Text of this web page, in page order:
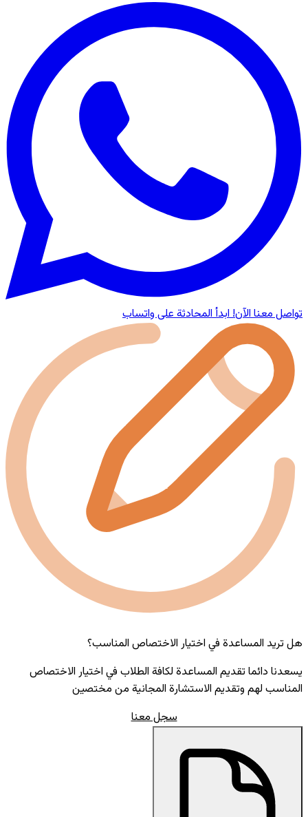
تواصل معنا الآن!ابدأ المحادثة على واتساب
هل تريد المساعدة في اختيار الاختصاص المناسب؟
يسعدنا دائما تقديم المساعدة لكافة الطلاب في اختيار الاختصاص
المناسب لهم وتقديم الاستشارة المجانية من مختصين
سجل معنا